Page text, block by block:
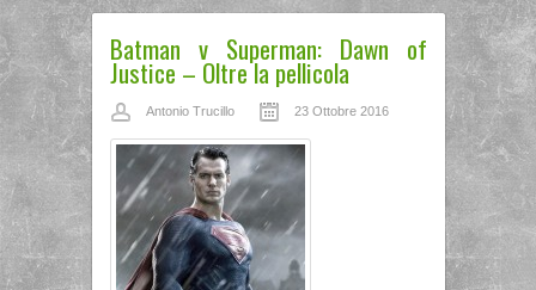
Batman v Superman: Dawn of
Justice – Oltre la pellicola
Antonio Trucillo 23 Ottobre 2016